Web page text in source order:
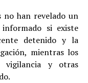
no han revelado un
si existe
detenido y la
mientras los
vigilancia y otras